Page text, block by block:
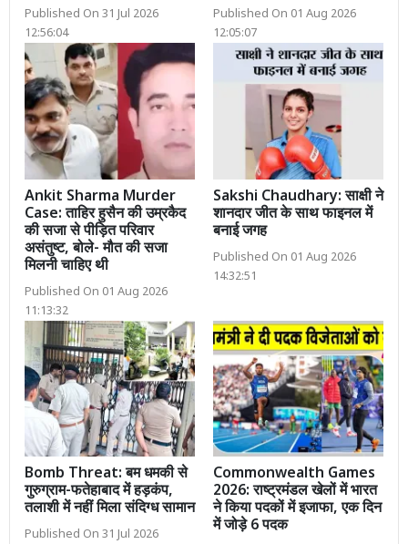
Published On 31 Jul 2026
12:56:04
Published On 01 Aug 2026
12:05:07
Ankit Sharma Murder
Case: ताहिर हुसैन की उम्रकैद
की सजा से पीड़ित परिवार
असंतुष्ट, बोले- मौत की सजा
मिलनी चाहिए थी
Published On 01 Aug 2026
11:13:32
Sakshi Chaudhary: साक्षी ने
शानदार जीत के साथ फाइनल में
बनाई जगह
Published On 01 Aug 2026
14:32:51
Bomb Threat: बम धमकी से
गुरुग्राम-फतेहाबाद में हड़कंप,
तलाशी में नहीं मिला संदिग्ध सामान
Published On 31 Jul 2026
Commonwealth Games
2026: राष्ट्रमंडल खेलों में भारत
ने किया पदकों में इजाफा, एक दिन
में जोड़े 6 पदक